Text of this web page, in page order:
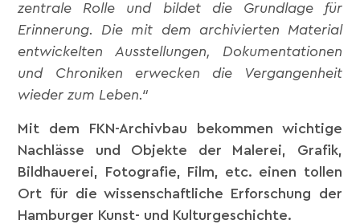
zentrale Rolle und bildet die Grundlage für
Erinnerung. Die mit dem archivierten Material
entwickelten Ausstellungen, Dokumentationen
und Chroniken erwecken die Vergangenheit
wieder zum Leben.“
Mit dem FKN-Archivbau bekommen wichtige
Nachlässe und Objekte der Malerei, Grafik,
Bildhauerei, Fotografie, Film, etc. einen tollen
Ort für die wissenschaftliche Erforschung der
Hamburger Kunst- und Kulturgeschichte.